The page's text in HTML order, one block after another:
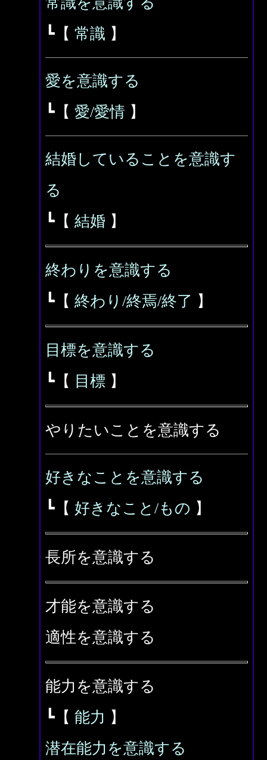
┗【 常識 】
愛を意識する
┗【 愛/愛情 】
結婚していることを意識す
る
┗【 結婚 】
終わりを意識する
┗【 終わり/終焉/終了 】
目標を意識する
┗【 目標 】
やりたいことを意識する
好きなことを意識する
┗【 好きなこと/もの 】
長所を意識する
才能を意識する
適性を意識する
能力を意識する
┗【 能力 】
潜在能力を意識する